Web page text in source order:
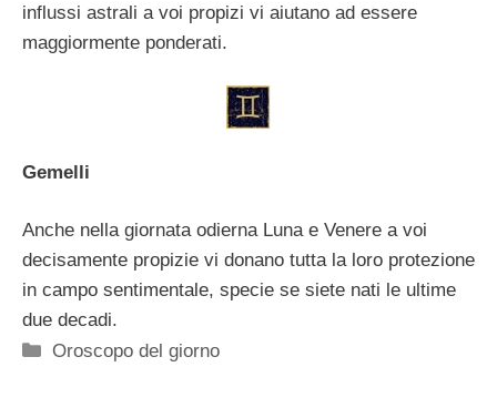
influssi astrali a voi propizi vi aiutano ad essere
maggiormente ponderati.
Gemelli
Anche nella giornata odierna Luna e Venere a voi
decisamente propizie vi donano tutta la loro protezione
in campo sentimentale, specie se siete nati le ultime
due decadi.
Categorie
Oroscopo del giorno